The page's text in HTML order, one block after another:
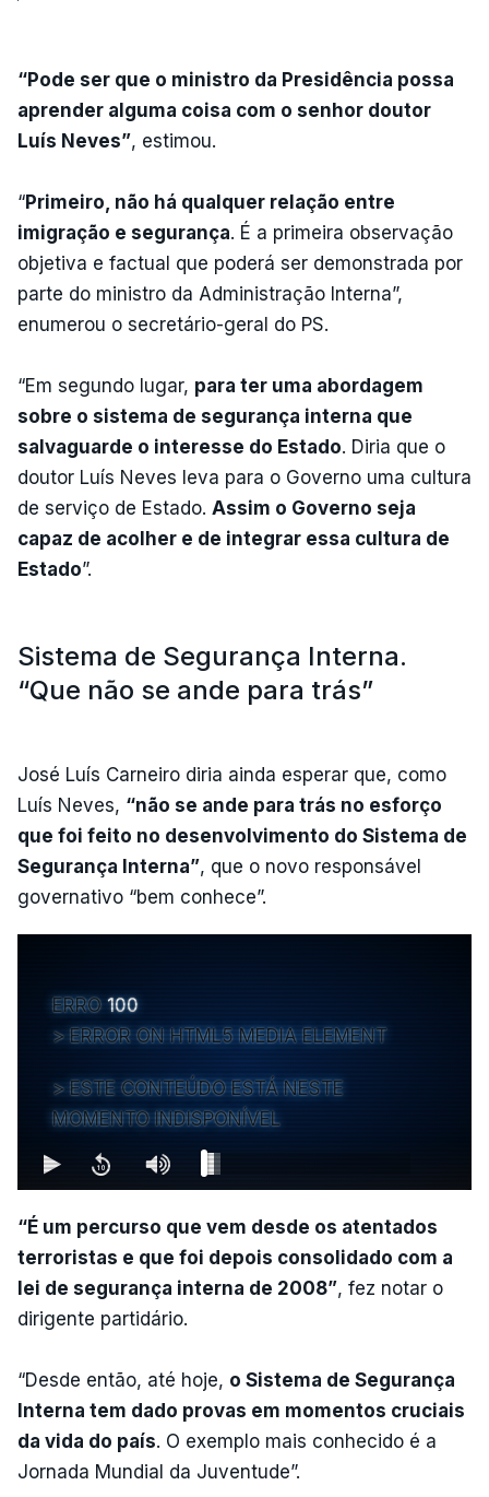
“Pode ser que o ministro da Presidência possa
aprender alguma coisa com o senhor doutor
Luís Neves”, estimou.
“Primeiro, não há qualquer relação entre
imigração e segurança. É a primeira observação
objetiva e factual que poderá ser demonstrada por
parte do ministro da Administração Interna”,
enumerou o secretário-geral do PS.
“Em segundo lugar, para ter uma abordagem
sobre o sistema de segurança interna que
salvaguarde o interesse do Estado. Diria que o
doutor Luís Neves leva para o Governo uma cultura
de serviço de Estado. Assim o Governo seja
capaz de acolher e de integrar essa cultura de
Estado”.
Sistema de Segurança Interna.
“Que não se ande para trás”
José Luís Carneiro diria ainda esperar que, como
Luís Neves, “não se ande para trás no esforço
que foi feito no desenvolvimento do Sistema de
Segurança Interna”, que o novo responsável
governativo “bem conhece”.
ERRO 100
ERROR ON HTML5 MEDIA ELEMENT
ESTE CONTEÚDO ESTÁ NESTE
MOMENTO INDISPONÍVEL
“É um percurso que vem desde os atentados
terroristas e que foi depois consolidado com a
lei de segurança interna de 2008”, fez notar o
dirigente partidário.
“Desde então, até hoje, o Sistema de Segurança
Interna tem dado provas em momentos cruciais
da vida do país. O exemplo mais conhecido é a
Jornada Mundial da Juventude”.